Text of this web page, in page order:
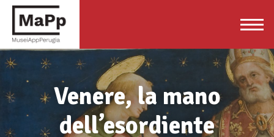
Venere, la mano
dell’esordiente